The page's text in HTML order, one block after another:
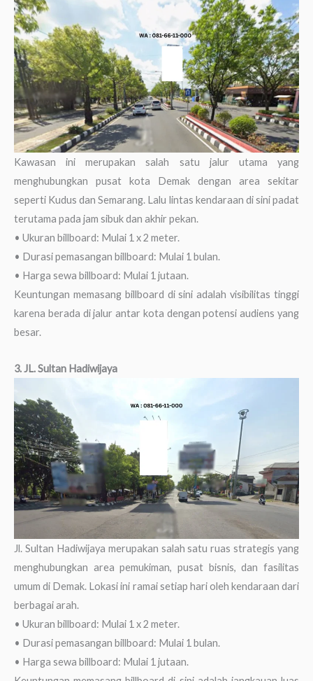
Kawasan ini merupakan salah satu jalur utama yang
menghubungkan pusat kota Demak dengan area sekitar
seperti Kudus dan Semarang. Lalu lintas kendaraan di sini padat
terutama pada jam sibuk dan akhir pekan.
• Ukuran billboard: Mulai 1 x 2 meter.
• Durasi pemasangan billboard: Mulai 1 bulan.
• Harga sewa billboard: Mulai 1 jutaan.
Keuntungan memasang billboard di sini adalah visibilitas tinggi
karena berada di jalur antar kota dengan potensi audiens yang
besar.
3. JL. Sultan Hadiwijaya
Jl. Sultan Hadiwijaya merupakan salah satu ruas strategis yang
menghubungkan area pemukiman, pusat bisnis, dan fasilitas
umum di Demak. Lokasi ini ramai setiap hari oleh kendaraan dari
berbagai arah.
• Ukuran billboard: Mulai 1 x 2 meter.
• Durasi pemasangan billboard: Mulai 1 bulan.
• Harga sewa billboard: Mulai 1 jutaan.